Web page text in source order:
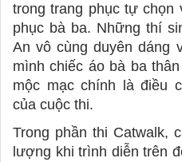
trong trang phục tự chọn
phục bà ba. Những thí
An vô cùng duyên dáng
mình chiếc áo bà ba
mộc mạc chính là điều
của cuộc thi.
Trong phần thi Catwalk,
lượng khi trình diễn trên